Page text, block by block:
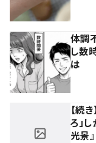
体調
し数
は
【続
ろ」
光景